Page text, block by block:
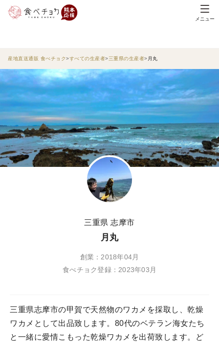
メニュー
産地直送通販 食べチョク すべての生産者 三重県の生産者 月丸
三重県 志摩市
月丸
創業：2018年04月
食べチョク登録：2023年03月
三重県志摩市の甲賀で天然物のワカメを採取し、乾燥
ワカメとして出品致します。80代のベテラン海女たち
と一緒に愛情こもった乾燥ワカメを出荷致します。ど